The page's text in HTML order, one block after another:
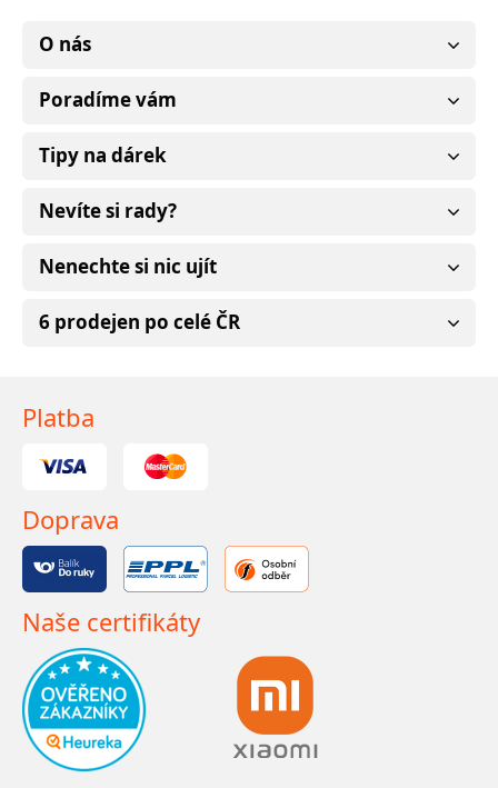
O nás
Poradíme vám
Tipy na dárek
Nevíte si rady?
Nenechte si nic ujít
6 prodejen po celé ČR
Platba
Doprava
Naše certifikáty